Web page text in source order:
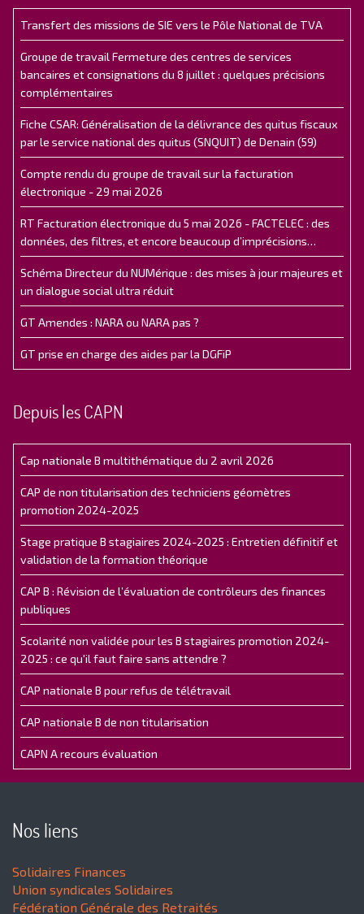
Transfert des missions de SIE vers le Pôle National de TVA
Groupe de travail Fermeture des centres de services
bancaires et consignations du 8 juillet : quelques précisions
complémentaires
Fiche CSAR: Généralisation de la délivrance des quitus fiscaux
par le service national des quitus (SNQUIT) de Denain (59)
Compte rendu du groupe de travail sur la facturation
électronique - 29 mai 2026
RT Facturation électronique du 5 mai 2026 - FACTELEC : des
données, des filtres, et encore beaucoup d’imprécisions…
Schéma Directeur du NUMérique : des mises à jour majeures et
un dialogue social ultra réduit
GT Amendes : NARA ou NARA pas ?
GT prise en charge des aides par la DGFiP
Depuis les CAPN
Cap nationale B multithématique du 2 avril 2026
CAP de non titularisation des techniciens géomètres
promotion 2024-2025
Stage pratique B stagiaires 2024-2025 : Entretien définitif et
validation de la formation théorique
CAP B : Révision de l’évaluation de contrôleurs des finances
publiques
Scolarité non validée pour les B stagiaires promotion 2024-
2025 : ce qu'il faut faire sans attendre ?
CAP nationale B pour refus de télétravail
CAP nationale B de non titularisation
CAPN A recours évaluation
Nos liens
Solidaires Finances
Union syndicales Solidaires
Fédération Générale des Retraités